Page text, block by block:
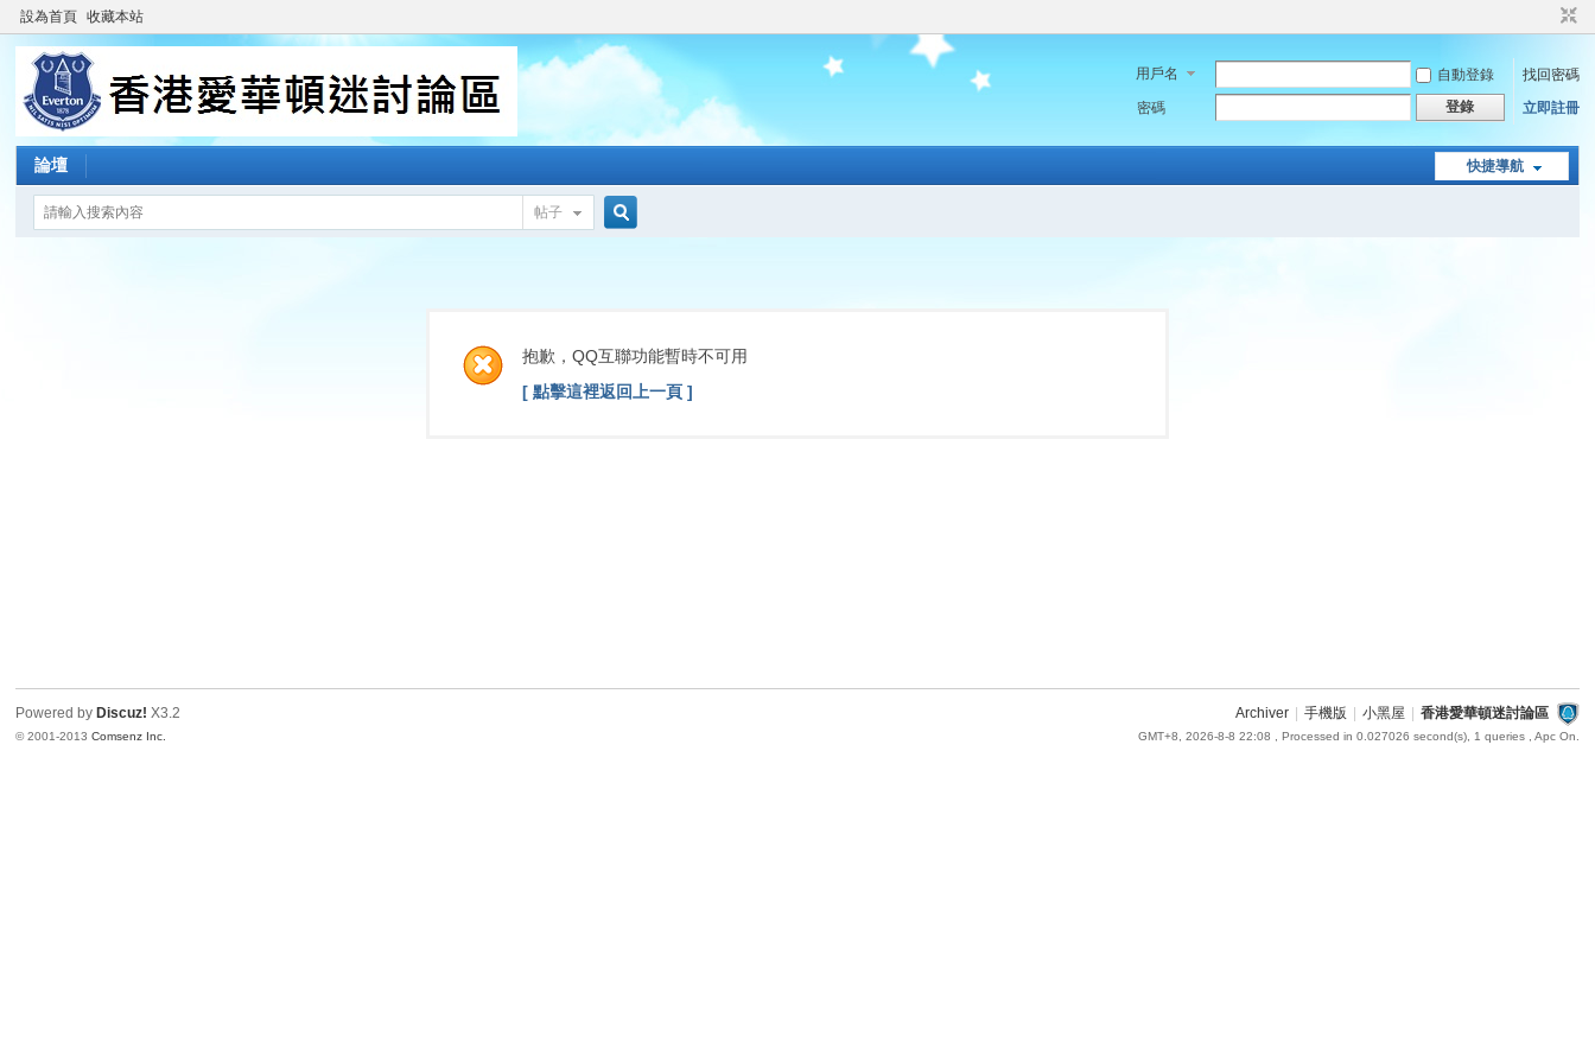
設為首頁 收藏本站
用戶名 自動登錄
找回密碼
密碼
登錄 立即註冊
快捷導航
論壇
帖子
索
抱歉，QQ互聯功能暫時不可用
[ 點擊這裡返回上一頁 ]
Archiver 手機版 小黑屋 香港愛華頓迷討論區
GMT+8, 2026-8-8 22:08 , Processed in 0.027026 second(s), 1 queries , Apc On.
Powered by Discuz! X3.2
© 2001-2013Comsenz Inc.